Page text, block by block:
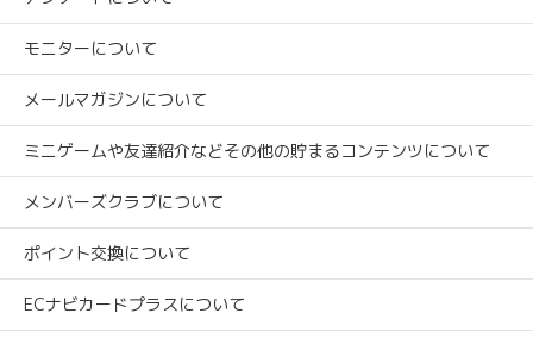
モニターについて
メールマガジンについて
ミニゲームや友達紹介などその他の貯まるコンテンツについて
メンバーズクラブについて
ポイント交換について
ECナビカードプラスについて